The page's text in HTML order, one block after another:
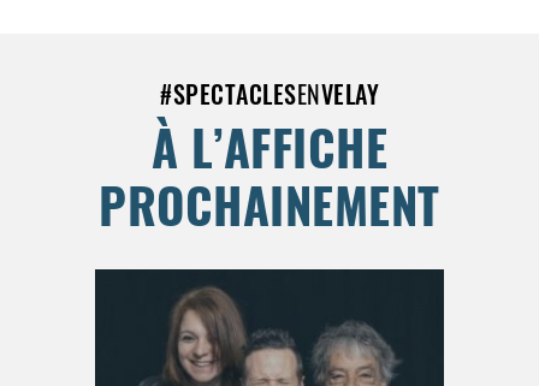
#SPECTACLESENVELAY
À L’AFFICHE
PROCHAINEMENT